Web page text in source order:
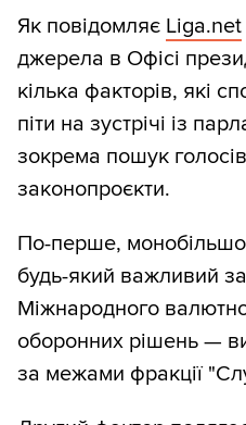
Як повідомляє Liga.net
джерела в Офісі
кілька факторів, які
піти на зустрічі із
зокрема пошук
законопроєкти.
По-перше,
будь-який важливий
Міжнародного
оборонних рішень —
за межами фракції